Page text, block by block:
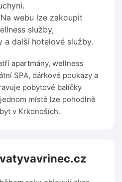
Na webu lze zakoupit
služby,
další hotelové služby.
apartmány, wellness
SPA, dárkové poukazy a
pobytové balíčky
místě lze pohodlně
v Krkonoších.